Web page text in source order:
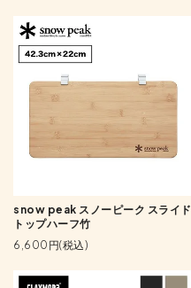
snow peak スノーピーク スライド
トップハーフ竹
6,600円(税込)